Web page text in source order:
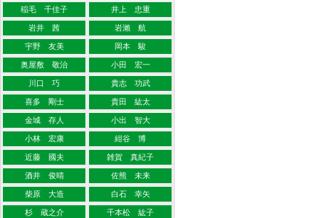
稲毛 千佳子 井上 忠重
岩井 茜 岩瀨 航
宇野 友美 岡本 駿
奥屋敷 敬治 小田 宏一
川口 巧 貴志 功武
喜多 剛士 貴田 紘太
金城 存人 小出 智大
小林 宏康 紺谷 博
近藤 國夫 雑賀 真紀子
酒井 俊晴 佐熊 未来
柴原 大造 白石 幸矢
杉 蔵之介 千本松 紘子